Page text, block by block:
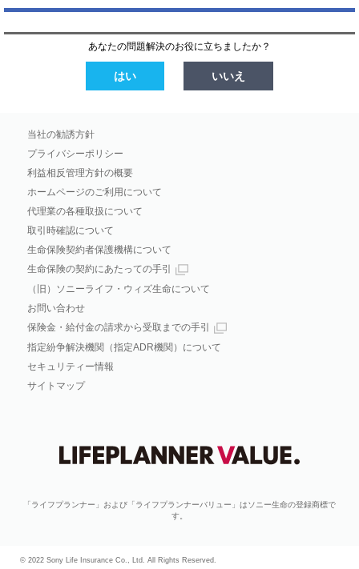
あなたの問題解決のお役に立ちましたか？
はい いいえ
当社の勧誘方針
プライバシーポリシー
利益相反管理方針の概要
ホームページのご利用について
代理業の各種取扱について
取引時確認について
生命保険契約者保護機構について
生命保険の契約にあたっての手引
（旧）ソニーライフ・ウィズ生命について
お問い合わせ
保険金・給付金の請求から受取までの手引
指定紛争解決機関（指定ADR機関）について
セキュリティー情報
サイトマップ
「ライフプランナー」および「ライフプランナーバリュー」はソニー生命の登録商標で
す。
© 2022 Sony Life Insurance Co., Ltd. All Rights Reserved.